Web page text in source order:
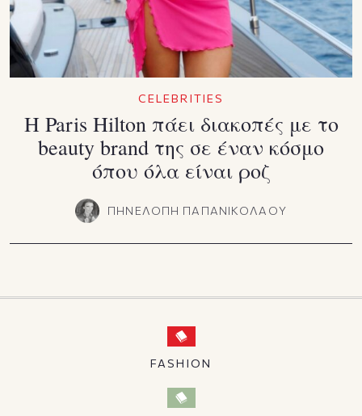
CELEBRITIES
Η Paris Hilton πάει διακοπές με το
beauty brand της σε έναν κόσμο
όπου όλα είναι ροζ
ΠΗΝΕΛΟΠΗ ΠΑΠΑΝΙΚΟΛΑΟΥ
FASHION